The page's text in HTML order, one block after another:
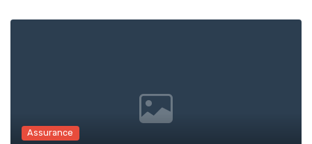
Assurance